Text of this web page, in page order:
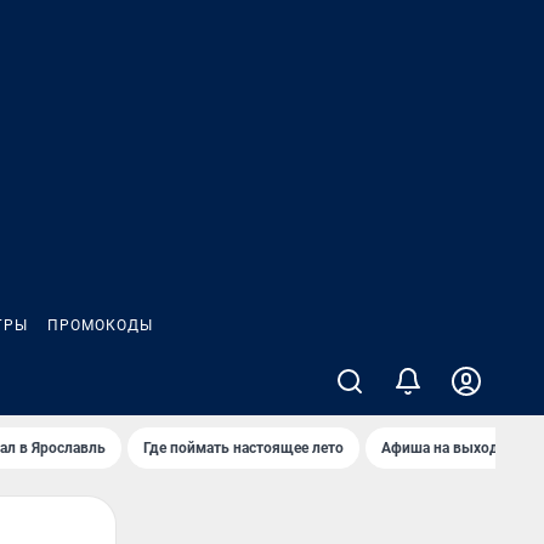
ПРОМОКОДЫ
в Ярославль Где поймать настоящее лето Афиша на выходные